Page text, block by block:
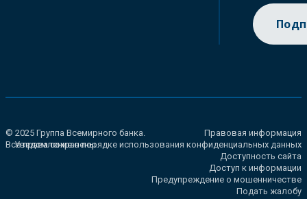
© 2025 Группа Всемирного банка.
Все права сохранены.
Правовая информация
Уведомление о порядке использования конфиденциальных данных
Доступность сайта
Доступ к информации
Предупреждение о мошенничестве
Подать жалобу